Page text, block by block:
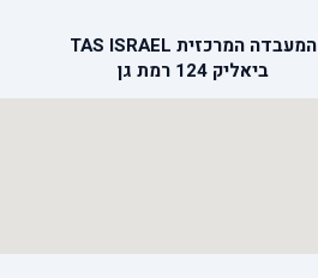
המעבדה המרכזית TAS ISRAEL
ביאליק 124 רמת גן